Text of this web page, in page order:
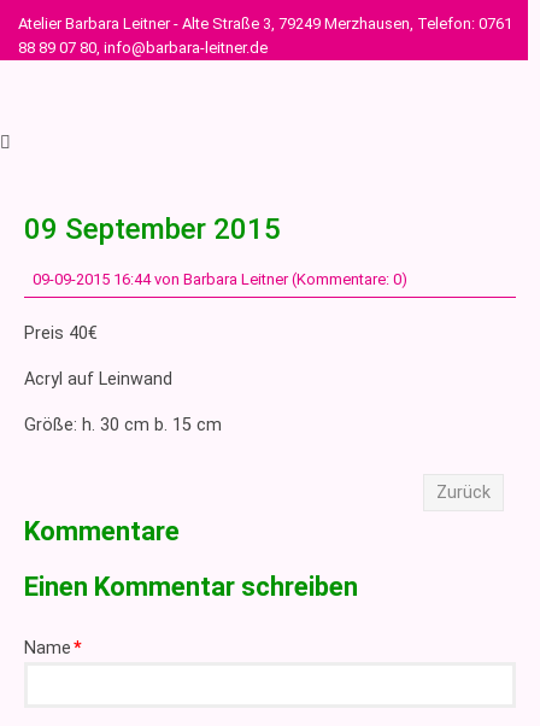
Atelier Barbara Leitner - Alte Straße 3, 79249 Merzhausen, Telefon: 0761
88 89 07 80, info@barbara-leitner.de
09 September 2015
09-09-2015 16:44von Barbara Leitner (Kommentare: 0)
Preis 40€
Acryl auf Leinwand
Größe: h. 30 cm b. 15 cm
Zurück
Kommentare
Einen Kommentar schreiben
Pflichtfeld
Name*